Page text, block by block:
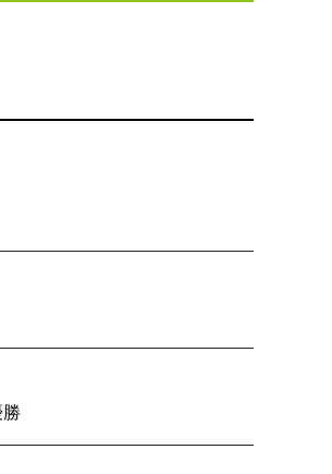
た♪
会議
合優勝